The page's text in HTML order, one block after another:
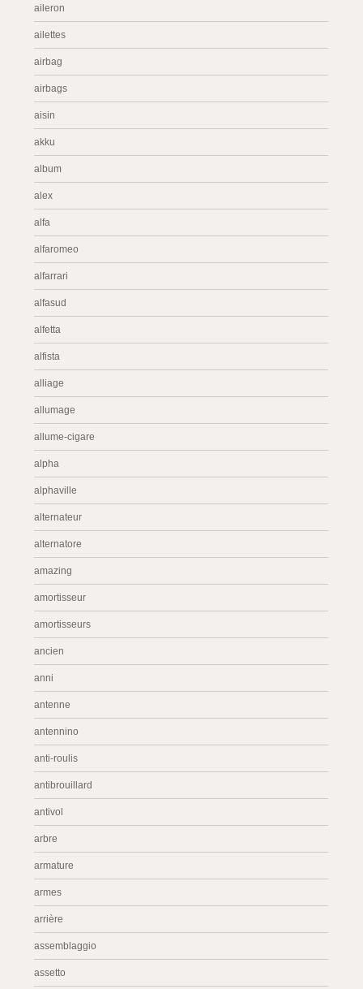
aileron
ailettes
airbag
airbags
aisin
akku
album
alex
alfa
alfaromeo
alfarrari
alfasud
alfetta
alfista
alliage
allumage
allume-cigare
alpha
alphaville
alternateur
alternatore
amazing
amortisseur
amortisseurs
ancien
anni
antenne
antennino
anti-roulis
antibrouillard
antivol
arbre
armature
armes
arrière
assemblaggio
assetto